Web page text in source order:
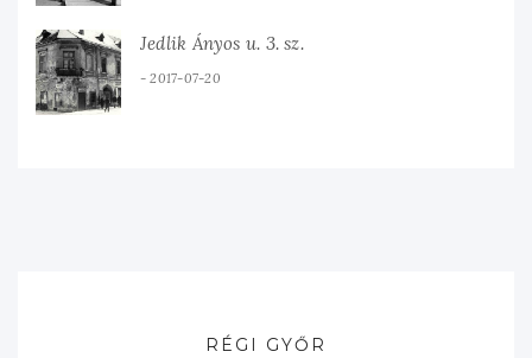
Jedlik Ányos u. 3. sz.
2017-07-20
RÉGI GYŐR